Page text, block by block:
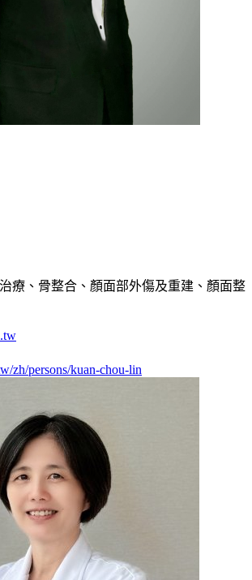
療、骨整合、顏面部外傷及重建、顏面整
zh/persons/kuan-chou-lin